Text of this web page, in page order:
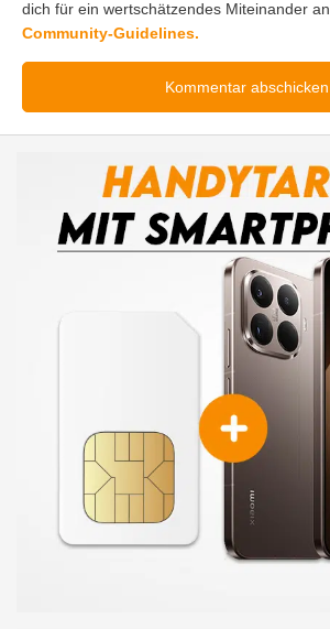
dich für ein wertschätzendes Miteinander an
Community-Guidelines.